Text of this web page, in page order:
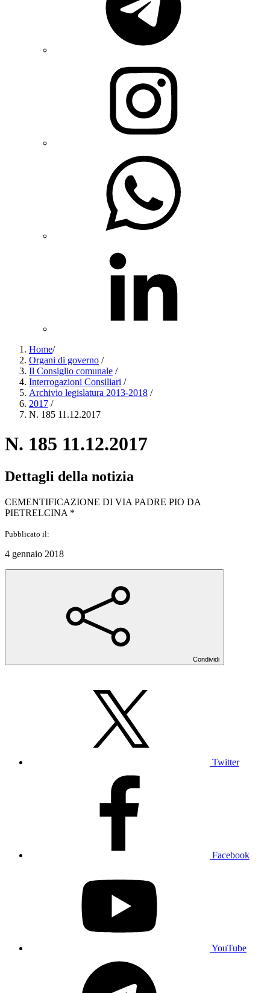
Home/
Organi di governo /
Il Consiglio comunale /
Interrogazioni Consiliari /
Archivio legislatura 2013-2018 /
2017 /
N. 185 11.12.2017
N. 185 11.12.2017
Dettagli della notizia
CEMENTIFICAZIONE DI VIA PADRE PIO DA
PIETRELCINA *
Pubblicato il:
4 gennaio 2018
Condividi
Twitter
Facebook
YouTube